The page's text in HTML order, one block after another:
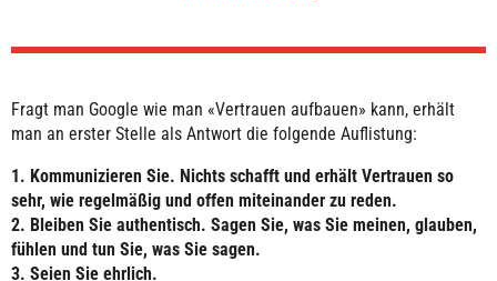
Fragt man Google wie man «Vertrauen aufbauen» kann, erhält
man an erster Stelle als Antwort die folgende Auflistung:
1. Kommunizieren Sie. Nichts schafft und erhält Vertrauen so
sehr, wie regelmäßig und offen miteinander zu reden.
2. Bleiben Sie authentisch. Sagen Sie, was Sie meinen, glauben,
fühlen und tun Sie, was Sie sagen.
3. Seien Sie ehrlich.